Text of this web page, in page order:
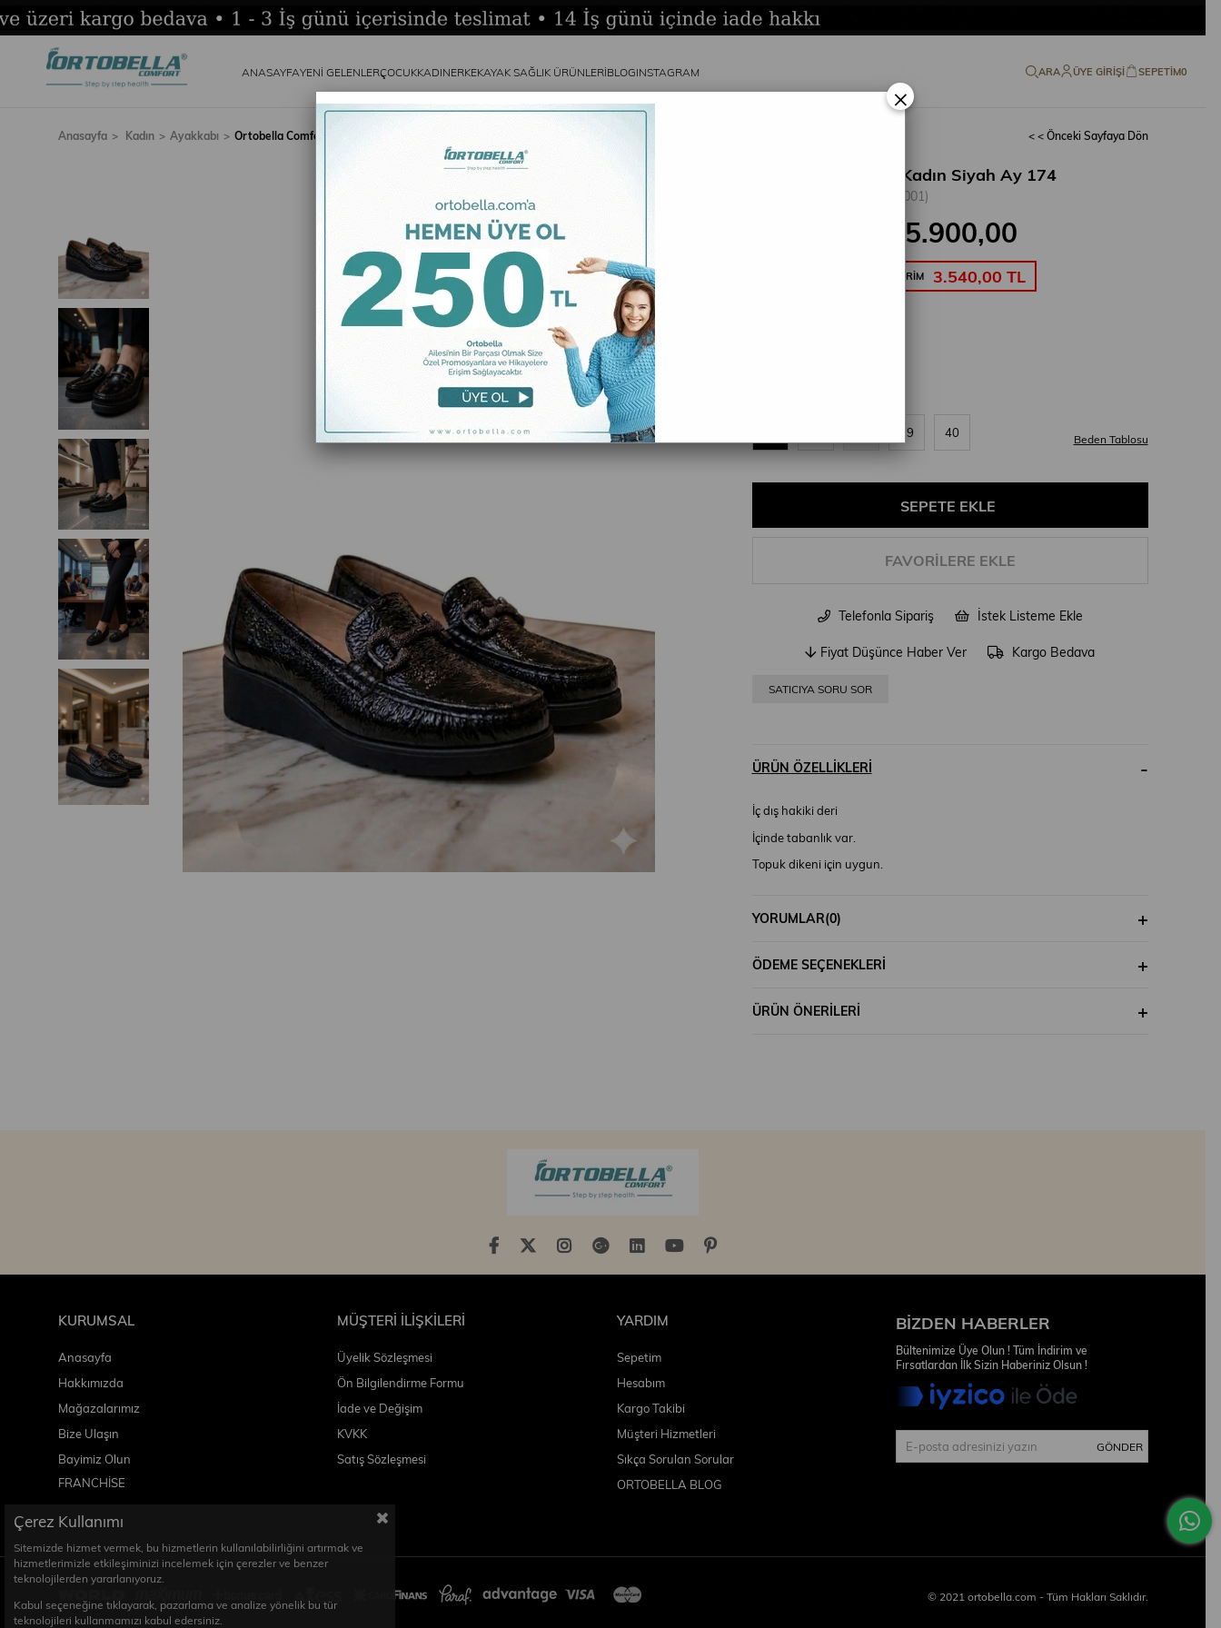
ANASAYFAYENİ GELENLERÇOCUKKADINERKEKAYAK SAĞLIK ÜRÜNLERİBLOGINSTAGRAM ARA ÜYE GIRIŞI SEPETIM0
Anasayfa Kadın Ayakkabı Ortobella Comfort Kadın Siyah Ay 174 < < Önceki Sayfaya Dön
Ortobella Comfort Kadın Siyah Ay 174
(26 YKCA1.00001)
₺5.900,00
SEPETTE %40 İNDİRİM 3.540,00 TL
39 40 Beden Tablosu
FAVORILERE EKLE
Telefonla Sipariş İstek Listeme Ekle
Fiyat Düşünce Haber Ver Kargo Bedava
SATICIYA SORU SOR
ÜRÜN ÖZELLIKLERI
İç dış hakiki deri
İçinde tabanlık var.
Topuk dikeni için uygun.
YORUMLAR(0)
ÖDEME SEÇENEKLERI
ÜRÜN ÖNERILERI
KURUMSAL
Anasayfa
Hakkımızda
Mağazalarımız
Bize Ulaşın
Bayimiz Olun
FRANCHİSE
MÜŞTERİ İLİŞKİLERİ
Üyelik Sözleşmesi
Ön Bilgilendirme Formu
İade ve Değişim
KVKK
Satış Sözleşmesi
YARDIM
Sepetim
Hesabım
Kargo Takibi
Müşteri Hizmetleri
Sıkça Sorulan Sorular
ORTOBELLA BLOG
BIZDEN HABERLER
Bültenimize Üye Olun ! Tüm İndirim ve
Fırsatlardan İlk Sizin Haberiniz Olsun !
GÖNDER
© 2021 ortobella.com - Tüm Hakları Saklıdır.
Çerez Kullanımı
Sitemizde hizmet vermek, bu hizmetlerin kullanılabilirliğini artırmak ve
hizmetlerimizle etkileşiminizi incelemek için çerezler ve benzer
teknolojilerden yararlanıyoruz.
Kabul seçeneğine tıklayarak, pazarlama ve analize yönelik bu tür
teknolojileri kullanmamızı kabul edersiniz.
×